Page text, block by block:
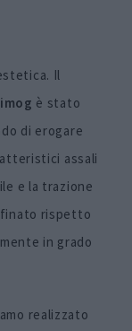
Il
è stato
di erogare
assali
e la trazione
rispetto
in grado
realizzato